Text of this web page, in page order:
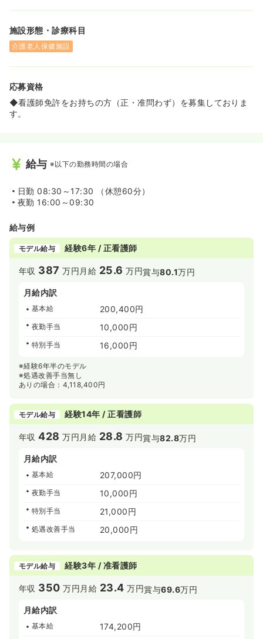
施設形態・診療科目
介護老人保健施設
応募資格
◆看護師免許をお持ちの方（正・准問わず）を募集しておりま
す。
給与 ※以下の勤務時間の場合
日勤 08:30～17:30 （休憩60分）
夜勤 16:00～09:30
給与例
モデル給与 経験6年 / 正看護師
年収 387 万円 月給 25.6 万円賞与80.1万円
月給内訳
基本給 200,400円
夜勤手当 10,000円
特別手当 16,000円
※経験6年半のモデル
※処遇改善手当無し
ありの場合：4,118,400円
モデル給与 経験14年 / 正看護師
年収428 万円 月給 28.8 万円賞与82.8万円
月給内訳
基本給 207,000円
夜勤手当 10,000円
特別手当 21,000円
処遇改善手当 20,000円
モデル給与 経験3年 / 准看護師
年収 350 万円 月給 23.4 万円賞与69.6万円
月給内訳
基本給 174,200円